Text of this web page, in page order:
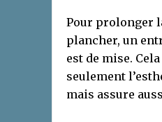
Pour prolonger
plancher, un
est de mise.
seulement
mais assure